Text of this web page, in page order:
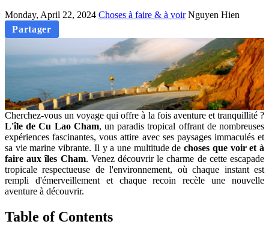
Monday, April 22, 2024 Choses à faire & à voir Nguyen Hien
Partager
Cherchez-vous un voyage qui offre à la fois aventure et tranquillité ?
L'île de Cu Lao Cham, un paradis tropical offrant de nombreuses
expériences fascinantes, vous attire avec ses paysages immaculés et
sa vie marine vibrante. Il y a une multitude dechoses que voir et à
faire aux îles Cham. Venez découvrir le charme de cette escapade
tropicale respectueuse de l'environnement, où chaque instant est
rempli d'émerveillement et chaque recoin recèle une nouvelle
aventure à découvrir.
Table of Contents